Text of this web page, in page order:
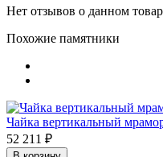
Нет отзывов о данном
Похожие памятники
Чайка вертикальный
52 211 ₽